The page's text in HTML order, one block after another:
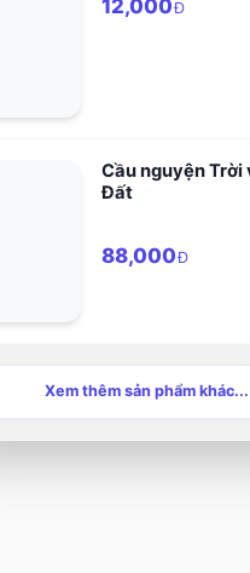
12,000Đ
Cầu nguyện Trời
Đất
88,000Đ
Xem thêm sản phẩm khác...